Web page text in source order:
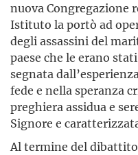
nuova Congregazione
Istituto la portò ad
degli assassini del
paese che le erano
segnata
fede e nella speranza
preghiera assidua e
Signore e
Al termine del